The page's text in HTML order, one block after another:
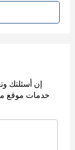
إن أسئلتك
خدمات موقع